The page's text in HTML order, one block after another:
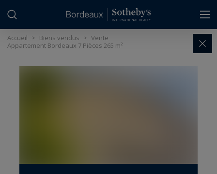
Accueil > Biens vendus > Vente
Appartement Bordeaux 7 Pièces 265 m²